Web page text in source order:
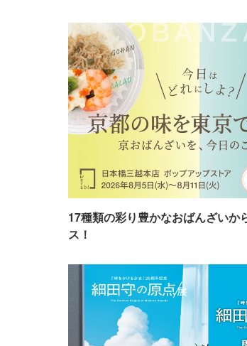
17種類の彩り豊かなおばんざいか
ス！